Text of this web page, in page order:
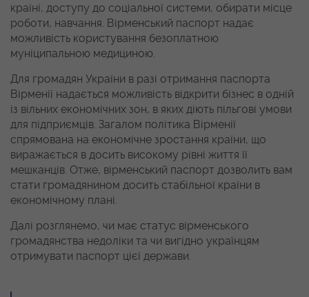
країні, доступу до соціальної системи, обирати місце
роботи, навчання. Вірменський паспорт надає
можливість користування безоплатною
муніципальною медициною.
Для громадян України в разі отримання паспорта
Вірменії надається можливість відкрити бізнес в одній
із вільних економічних зон, в яких діють пільгові умови
для підприємців. Загалом політика Вірменії
спрямована на економічне зростання країни, що
виражається в досить високому рівні життя її
мешканців. Отже, вірменський паспорт дозволить вам
стати громадянином досить стабільної країни в
економічному плані.
Далі розглянемо, чи має статус вірменського
громадянства недоліки та чи вигідно українцям
отримувати паспорт цієї держави.